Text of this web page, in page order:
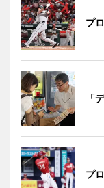
プ
「
プ